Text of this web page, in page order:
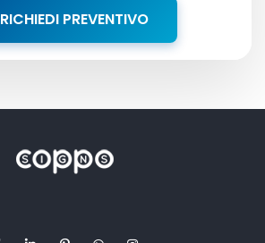
RICHIEDI PREVENTIVO